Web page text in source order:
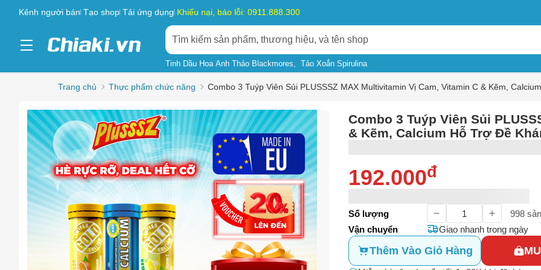
Kênh người bán Tạo shop Tải ứng dụng Khiếu nại, báo lỗi: 0911.888.300
Tinh Dầu Hoa Anh Thảo Blackmores Tảo Xoắn Spirulina
Trang chủ Thực phẩm chức năng Combo 3 Tuýp Viên Sủi PLUSSSZ MAX Multivitamin Vị Cam, Vitamin C & Kẽm,
Combo 3 Tuýp Viên Sủi
& Kẽm, Calcium Hỗ Trợ Đề
192.000đ
Số lượng 998
Vận chuyển
Giao nhanh trong ngày
Thêm Vào Giỏ Hàng